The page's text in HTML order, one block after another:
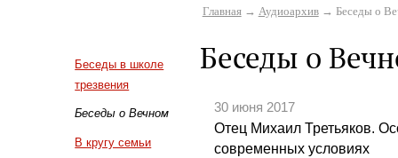
Беседы в школе
трезвения
Беседы о Вечном
В кругу семьи
Главная→ Аудиоархив→ Беседы о
Беседы о
30 июня 2017
Отец Михаил Третьяков.
современных условиях